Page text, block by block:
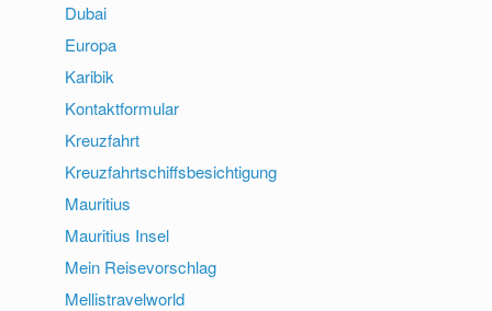
Dubai
Europa
Karibik
Kontaktformular
Kreuzfahrt
Kreuzfahrtschiffsbesichtigung
Mauritius
Mauritius Insel
Mein Reisevorschlag
Mellistravelworld